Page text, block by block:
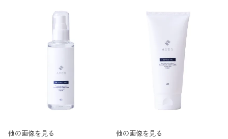
他の画像を見る 他の画像を見る